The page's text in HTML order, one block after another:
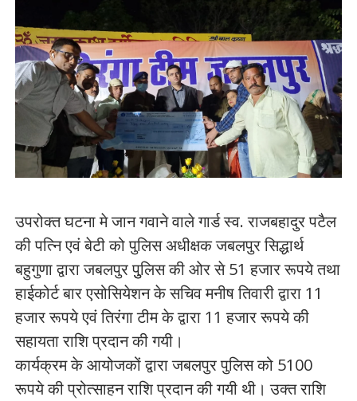
उपरोक्त घटना मे जान गवाने वाले गार्ड स्व. राजबहादुर पटैल
की पत्नि एवं बेटी को पुलिस अधीक्षक जबलपुर सिद्धार्थ
बहुगुणा द्वारा जबलपुर पुुलिस की ओर से 51 हजार रूपये तथा
हाईकोर्ट बार एसोसियेशन के सचिव मनीष तिवारी द्वारा 11
हजार रूपये एवं तिरंगा टीम के द्वारा 11 हजार रूपये की
सहायता राशि प्रदान की गयी।
कार्यक्रम के आयोजकों द्वारा जबलपुर पुलिस को 5100
रूपये की प्रोत्साहन राशि प्रदान की गयी थी। उक्त राशि